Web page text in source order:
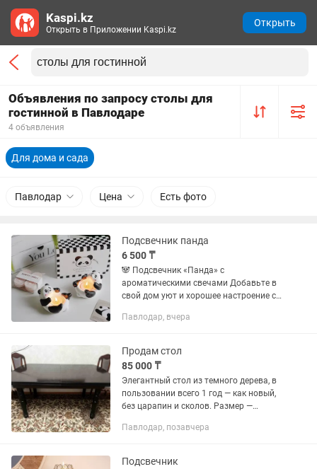
Объявления по запросу столы для
гостинной в Павлодаре
4 объявления
Для дома и сада
Павлодар Цена Есть фото
Подсвечник панда
6 500 ₸
🐼 Подсвечник «Панда» с
ароматическими свечами Добавьте в
свой дом уют и хорошее настроение с
панды. Милый дизайн станет
свечи...
Павлодар, вчера
Продам стол
85 000 ₸
Элегантный стол из темного дерева, в
пользовании всего 1 год — как новый,
без царапин и сколов. Размер —
см. Прочный, устойчивый, подходит
Павлодар, позавчера
Подсвечник
Kaspi.kz
Открыть в Приложении Kaspi.kz
Открыть